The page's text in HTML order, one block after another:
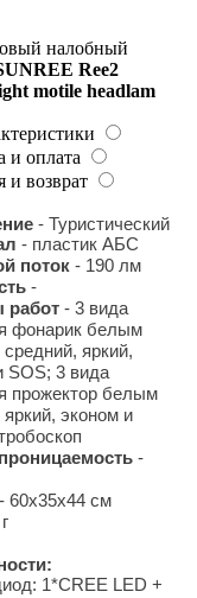
налобный
Ree2
motile headlam
и оплата
и возврат
- Туристический
- пластик АБС
поток - 190 лм
-
- 3 вида
фонарик белым
яркий,
SOS; 3 вида
прожектор белым
эконом и
-
- 60х35x44 см
1*CREE LED +